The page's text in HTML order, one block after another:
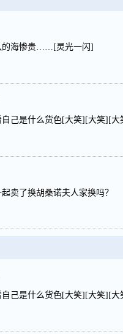
的海惨贵……[灵光一闪]
自己是什么货色[大笑][大笑][
卖了换胡桑诺夫人家换吗？
自己是什么货色[大笑][大笑][